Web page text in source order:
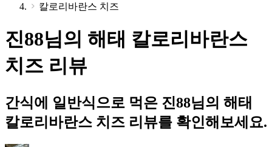
칼로리바란스 치즈
진88님의 해태 칼로리바란스
치즈 리뷰
간식에 일반식으로 먹은 진88님의 해태
칼로리바란스 치즈 리뷰를 확인해보세요.